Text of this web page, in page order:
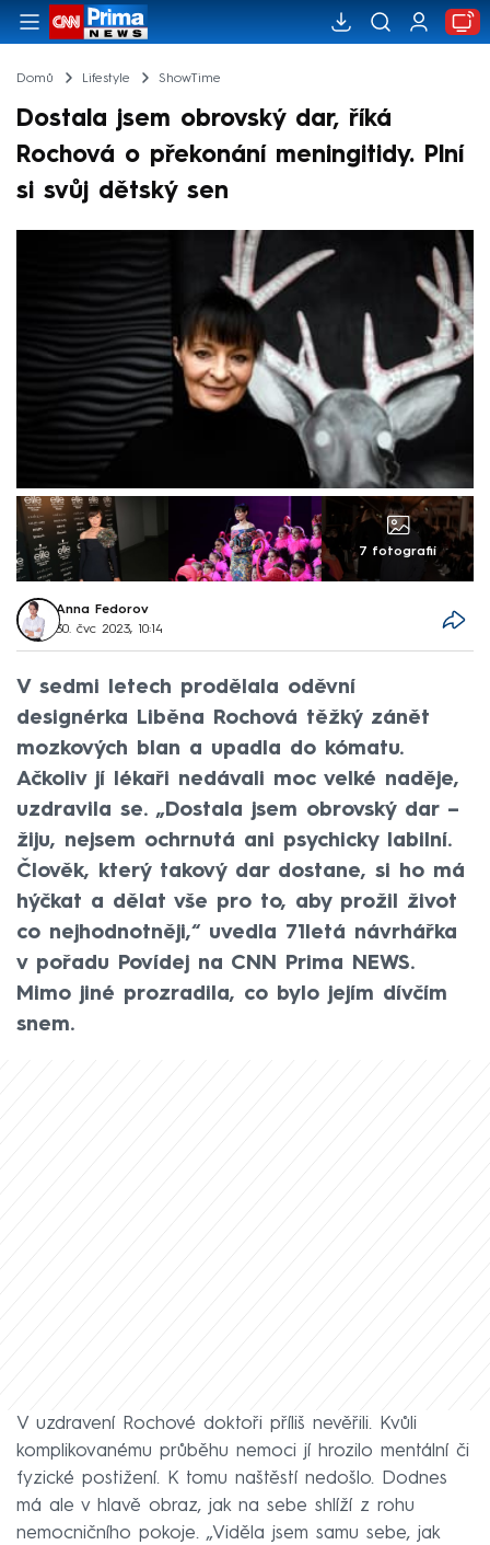
Domů Lifestyle ShowTime
Dostala jsem obrovský dar, říká
Rochová o překonání meningitidy. Plní
si svůj dětský sen
7 fotografií
Anna Fedorov
30. čvc 2023, 10:14
V sedmi letech prodělala oděvní
designérka Liběna Rochová těžký zánět
mozkových blan a upadla do kómatu.
Ačkoliv jí lékaři nedávali moc velké naděje,
uzdravila se. „Dostala jsem obrovský dar –
žiju, nejsem ochrnutá ani psychicky labilní.
Člověk, který takový dar dostane, si ho má
hýčkat a dělat vše pro to, aby prožil život
co nejhodnotněji,“ uvedla 71letá návrhářka
v pořadu Povídej na CNN Prima NEWS.
Mimo jiné prozradila, co bylo jejím dívčím
snem.
V uzdravení Rochové doktoři příliš nevěřili. Kvůli
komplikovanému průběhu nemoci jí hrozilo mentální či
fyzické postižení. K tomu naštěstí nedošlo. Dodnes
má ale v hlavě obraz, jak na sebe shlíží z rohu
nemocničního pokoje. „Viděla jsem samu sebe, jak